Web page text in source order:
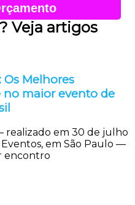
Veja artigos
Melhores
maior evento de
realizado em 30 de julho
em São Paulo —
encontro